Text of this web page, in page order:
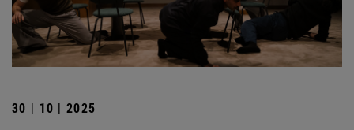
30 | 10 | 2025